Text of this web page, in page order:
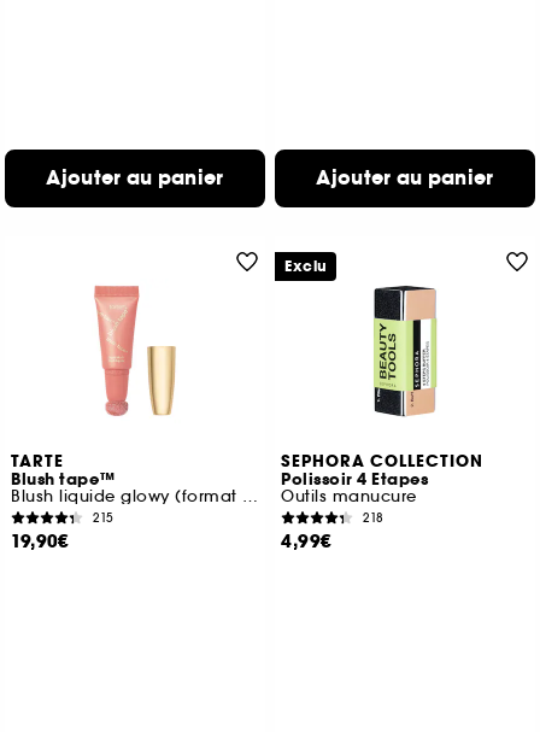
Ajouter au panier Ajouter au panier
TARTE
Blush tape™
Blush liquide glowy (format voyage)
215
19,90€
SEPHORA COLLECTION
Polissoir 4 Etapes
Outils manucure
218
4,99€
Exclu